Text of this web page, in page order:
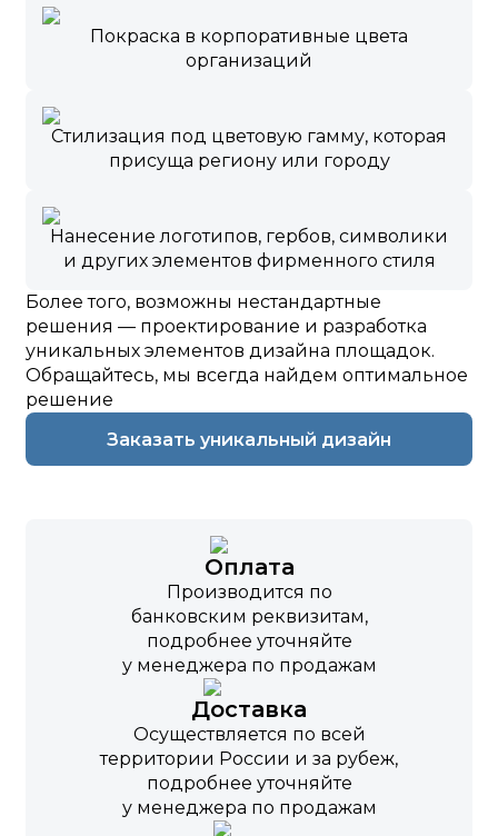
Покраска в корпоративные цвета
организаций
Стилизация под цветовую гамму, которая
присуща региону или городу
Нанесение логотипов, гербов, символики
и других элементов фирменного стиля
Более того, возможны нестандартные
решения — проектирование и разработка
уникальных элементов дизайна площадок.
Обращайтесь, мы всегда найдем оптимальное
решение
Заказать уникальный дизайн
Оплата
Производится по
банковским реквизитам,
подробнее уточняйте
у менеджера по продажам
Доставка
Осуществляется по всей
территории России и за рубеж,
подробнее уточняйте
у менеджера по продажам